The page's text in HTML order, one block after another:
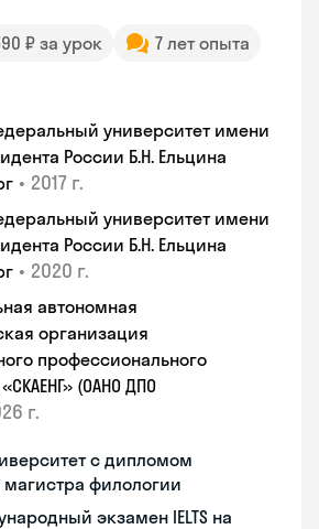
₽ за урок
7 лет опыта
университет имени
России Б.Н. Ельцина
• 2017 г.
университет имени
России Б.Н. Ельцина
• 2020 г.
автономная
организация
профессионального
(ОАНО ДПО
г.
с дипломом
филологии
экзамен IELTS на